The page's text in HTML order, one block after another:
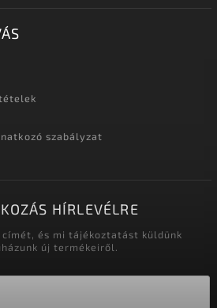
szabályzat
HÍRLEVÉLRE
és mi tájékoztatást küldünk
új termékeiről.